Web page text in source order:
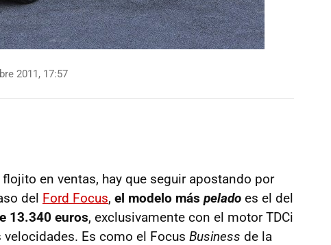
2011, 17:57
en ventas, hay que seguir apostando por
del Ford Focus, el modelo más pelado es el del
13.340 euros, exclusivamente con el motor TDCi
Es como el Focus Business de la